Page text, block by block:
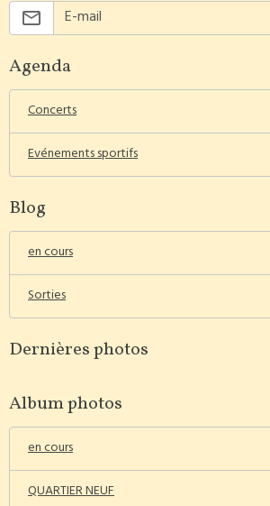
Agenda
Concerts
Evénements sportifs
Blog
en cours
Sorties
Dernières photos
Album photos
en cours
QUARTIER NEUF